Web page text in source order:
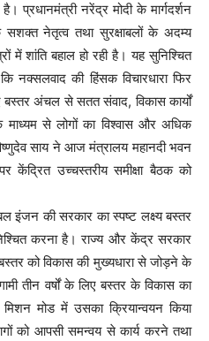
प्रधानमंत्री नरेंद्र मोदी के मार्गदर्शन
नेतृत्व तथा सुरक्षाबलों के अदम्य
में शांति बहाल हो रही है। यह सुनिश्चित
नक्सलवाद की हिंसक विचारधारा फिर
अंचल से सतत संवाद, विकास कार्यों
माध्यम से लोगों का विश्वास और अधिक
साय ने आज मंत्रालय महानदी भवन
उच्चस्तरीय समीक्षा बैठक को
इंजन की सरकार का स्पष्ट लक्ष्य बस्तर
करना है। राज्य और केंद्र सरकार
को विकास की मुख्यधारा से जोड़ने के
तीन वर्षों के लिए बस्तर के विकास का
मोड में उसका क्रियान्वयन किया
को आपसी समन्वय से कार्य करने तथा